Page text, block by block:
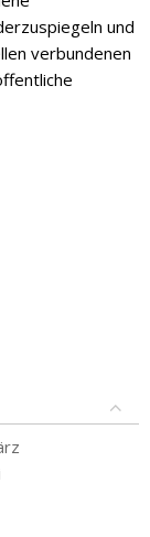
und
verbundenen